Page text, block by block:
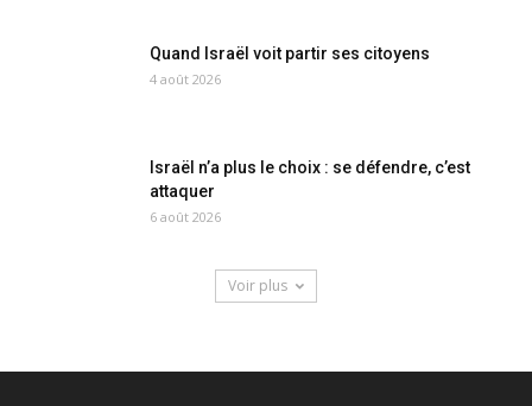
Quand Israël voit partir ses citoyens
4 août 2026
Israël n’a plus le choix : se défendre, c’est
attaquer
6 août 2026
Voir plus